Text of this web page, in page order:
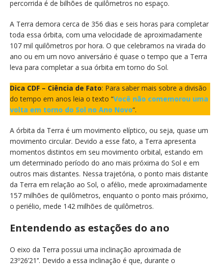
percorrida é de bilhões de quilômetros no espaço.
A Terra demora cerca de 356 dias e seis horas para completar
toda essa órbita, com uma velocidade de aproximadamente
107 mil quilômetros por hora. O que celebramos na virada do
ano ou em um novo aniversário é quase o tempo que a Terra
leva para completar a sua órbita em torno do Sol.
Dica CDF – Ciência de Fato: Para saber mais sobre a divisão
do tempo em anos leia o texto “Você não comemorou uma
volta em torno do Sol no Ano Novo“.
A órbita da Terra é um movimento elíptico, ou seja, quase um
movimento circular. Devido a esse fato, a Terra apresenta
momentos distintos em seu movimento orbital, estando em
um determinado período do ano mais próxima do Sol e em
outros mais distantes. Nessa trajetória, o ponto mais distante
da Terra em relação ao Sol, o afélio, mede aproximadamente
157 milhões de quilômetros, enquanto o ponto mais próximo,
o periélio, mede 142 milhões de quilômetros.
Entendendo as estações do ano
O eixo da Terra possui uma inclinação aproximada de
23º26’21’’. Devido a essa inclinação é que, durante o